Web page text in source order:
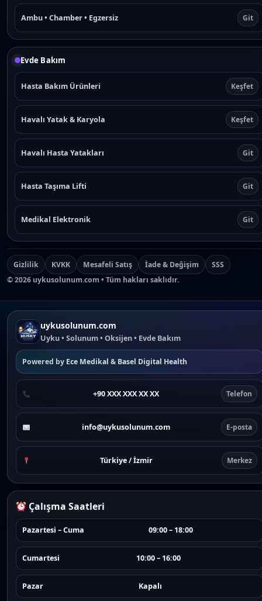
Ambu • Chamber • Egzersiz Git
Evde Bakım
Hasta Bakım Ürünleri Keşfet
Havalı Yatak & Karyola Keşfet
Havalı Hasta Yatakları Git
Hasta Taşıma Lifti Git
Medikal Elektronik Git
Gizlilik KVKK Mesafeli Satış İade & Değişim
SSS
©2026 uykusolunum.com • Tüm hakları saklıdır.
uykusolunum.com
Uyku • Solunum • Oksijen • Evde Bakım
Powered by Ece Medikal & Basel Digital Health
+90 XXX XXX XX XX Telefon
info@uykusolunum.com E-posta
Türkiye / İzmir Merkez
Çalışma Saatleri
Pazartesi – Cuma 09:00 – 18:00
Cumartesi 10:00 – 16:00
Pazar Kapalı